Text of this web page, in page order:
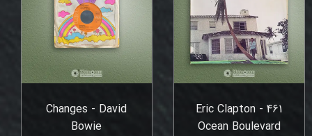
Eric Clapton - 461
Ocean Boulevard
Changes - David
Bowie